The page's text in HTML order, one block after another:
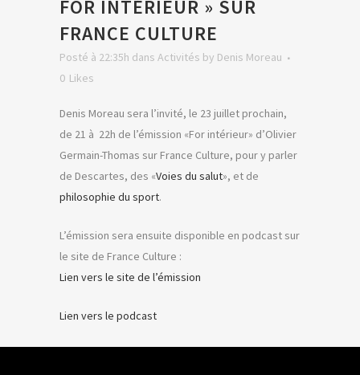
FOR INTÉRIEUR » SUR
FRANCE CULTURE
Posté à 22:35h dans Activités by Denis Moreau
0 Likes
Denis Moreau sera l’invité, le 23 juillet prochain,
de 21 à 22h de l’émission «For intérieur» d’Olivier
Germain-Thomas sur France Culture, pour y parler
de Descartes, des «Voies du salut», et de
philosophie du sport.
L’émission sera ensuite disponible en podcast sur
le site de France Culture :
Lien vers le site de l’émission
Lien vers le podcast